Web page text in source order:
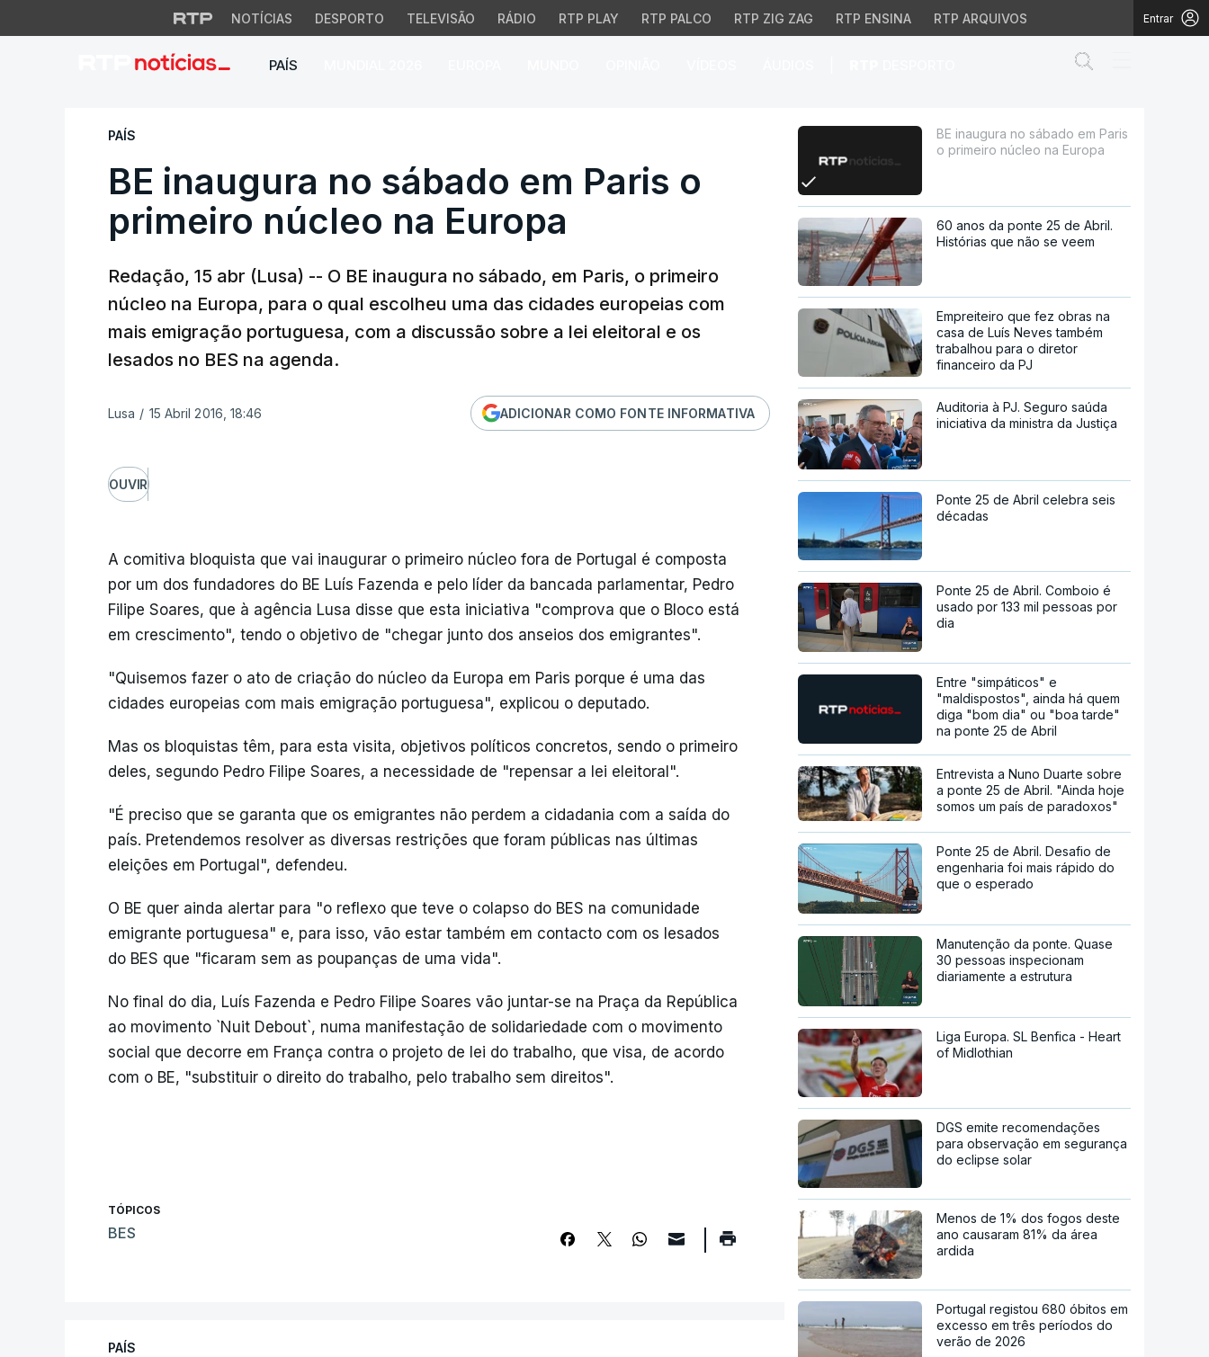
NOTÍCIAS DESPORTO TELEVISÃO RÁDIO RTP PLAY RTP PALCO RTP ZIG ZAG RTP ENSINA RTP ARQUIVOS Entrar
PAÍS
BE inaugura no sábado em Paris o primeiro núcleo na Europa
PAÍS
BE inaugura no sábado em Paris o
primeiro núcleo na Europa
Redação, 15 abr (Lusa) -- O BE inaugura no sábado, em Paris, o primeiro
núcleo na Europa, para o qual escolheu uma das cidades europeias com
mais emigração portuguesa, com a discussão sobre a lei eleitoral e os
lesados no BES na agenda.
Lusa / 15 Abril 2016, 18:46 ADICIONAR COMO FONTE INFORMATIVA
OUVIR
A comitiva bloquista que vai inaugurar o primeiro núcleo fora de Portugal é composta
por um dos fundadores do BE Luís Fazenda e pelo líder da bancada parlamentar, Pedro
Filipe Soares, que à agência Lusa disse que esta iniciativa "comprova que o Bloco está
em crescimento", tendo o objetivo de "chegar junto dos anseios dos emigrantes".
"Quisemos fazer o ato de criação do núcleo da Europa em Paris porque é uma das
cidades europeias com mais emigração portuguesa", explicou o deputado.
Mas os bloquistas têm, para esta visita, objetivos políticos concretos, sendo o primeiro
deles, segundo Pedro Filipe Soares, a necessidade de "repensar a lei eleitoral".
"É preciso que se garanta que os emigrantes não perdem a cidadania com a saída do
país. Pretendemos resolver as diversas restrições que foram públicas nas últimas
eleições em Portugal", defendeu.
O BE quer ainda alertar para "o reflexo que teve o colapso do BES na comunidade
emigrante portuguesa" e, para isso, vão estar também em contacto com os lesados
do BES que "ficaram sem as poupanças de uma vida".
No final do dia, Luís Fazenda e Pedro Filipe Soares vão juntar-se na Praça da República
ao movimento `Nuit Debout`, numa manifestação de solidariedade com o movimento
social que decorre em França contra o projeto de lei do trabalho, que visa, de acordo
com o BE, "substituir o direito do trabalho, pelo trabalho sem direitos".
TÓPICOS
BES
PAÍS
BE inaugura no sábado em Paris
o primeiro núcleo na Europa
60 anos da ponte 25 de Abril.
Histórias que não se veem
Empreiteiro que fez obras na
casa de Luís Neves também
trabalhou para o diretor
financeiro da PJ
Auditoria à PJ. Seguro saúda
iniciativa da ministra da Justiça
Ponte 25 de Abril celebra seis
décadas
Ponte 25 de Abril. Comboio é
usado por 133 mil pessoas por
dia
Entre "simpáticos" e
"maldispostos", ainda há quem
diga "bom dia" ou "boa tarde"
na ponte 25 de Abril
Entrevista a Nuno Duarte sobre
a ponte 25 de Abril. "Ainda hoje
somos um país de paradoxos"
Ponte 25 de Abril. Desafio de
engenharia foi mais rápido do
que o esperado
Manutenção da ponte. Quase
30 pessoas inspecionam
diariamente a estrutura
Liga Europa. SL Benfica - Heart
of Midlothian
DGS emite recomendações
para observação em segurança
do eclipse solar
Menos de 1% dos fogos deste
ano causaram 81% da área
ardida
Portugal registou 680 óbitos em
excesso em três períodos do
verão de 2026